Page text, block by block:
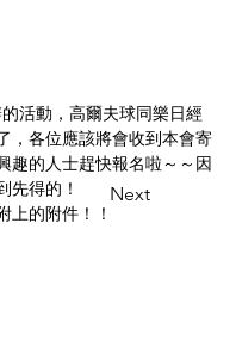
Next
，各位應該將會收到本會寄
趣的人士趕快報名啦～～因
上的附件！！